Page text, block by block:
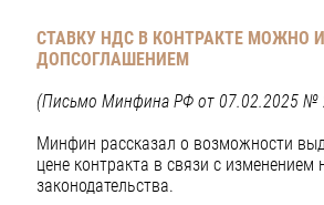
СТАВКУ НДС В КОНТРАКТЕ МОЖНО
ДОПСОГЛАШЕНИЕМ
(Письмо Минфина РФ от 07.02.2025 №
Минфин рассказал о возможности
цене контракта в связи с изменением
законодательства.